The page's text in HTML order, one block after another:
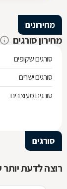
מחירונים
מחירון סורגים
סורגים שקופים
סורגים ישרים
סורגים מעוצבים
סורגים
רוצה לדעת יותר